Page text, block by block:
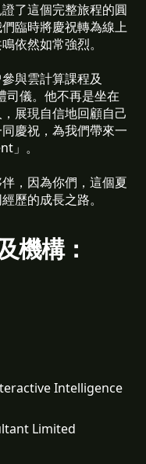
了這個完整旅程的圓
臨時將慶祝轉為線上
依然如常強烈。
與雲計算課程及
司儀。他不再是坐在
展現自信地回顧自己
慶祝，為我們帶來一
」。
，因為你們，這個夏
歷的成長之路。
機構：
Intelligence
Limited